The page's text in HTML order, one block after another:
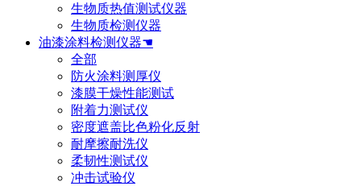
生物质热值测试仪器
生物质检测仪器
油漆涂料检测仪器☚
全部
防火涂料测厚仪
漆膜干燥性能测试
附着力测试仪
密度遮盖比色粉化反射
耐摩擦耐洗仪
柔韧性测试仪
冲击试验仪